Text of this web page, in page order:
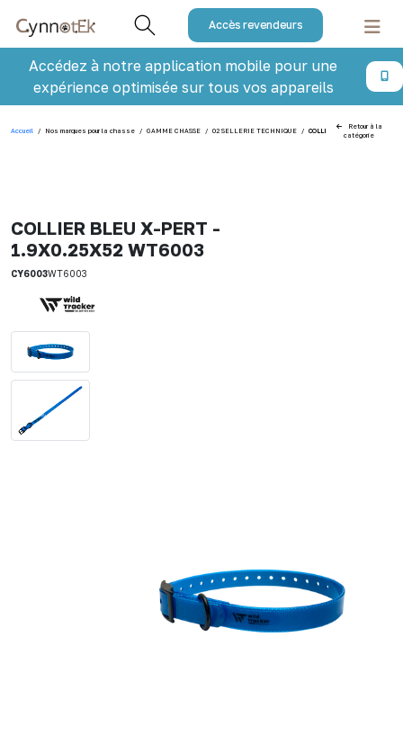
Accès revendeurs
Accédez à notre application mobile pour une
expérience optimisée sur tous vos appareils
Accueil / Nos marques pour la chasse / GAMME CHASSE / 02 SELLERIE TECHNIQUE / COLLIER BLEU X-PERT -
Retour à la
catégorie
COLLIER BLEU X-PERT -
1.9X0.25X52 WT6003
CY6003WT6003